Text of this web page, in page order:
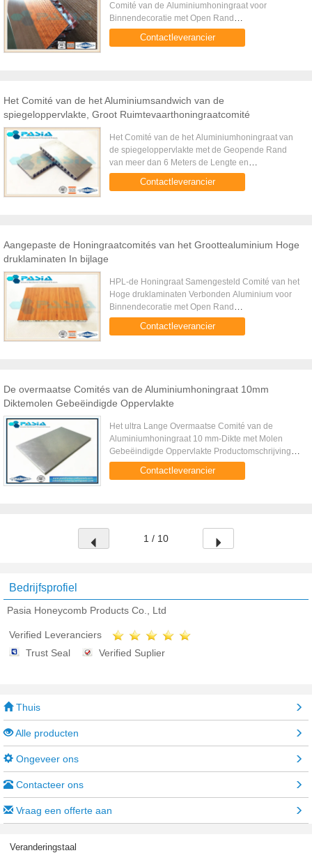
Comité van de Aluminiumhoningraat voor
Binnendecoratie met Open Rand
Productomschrijving Het houten vernisje
verbonden samengestelde paneel van de
Contactleverancier
Het Comité van de het Aluminiumsandwich van de
spiegeloppervlakte, Groot Ruimtevaarthoningraatcomité
Het Comité van de het Aluminiumhoningraat van
de spiegeloppervlakte met de Geopende Rand
van meer dan 6 Meters de Lengte en
Productomschrijving Het paneel van de het
aluminiumhoningraat van de spiegeloppervlakt...
Contactleverancier
Aangepaste de Honingraatcomités van het Groottealuminium Hoge
druklaminaten In bijlage
HPL-de Honingraat Samengesteld Comité van het
Hoge druklaminaten Verbonden Aluminium voor
Binnendecoratie met Open Rand
Productomschrijving Het paneel van de het
aluminiumhoningraat van HPL (Hoge
Contactleverancier
De overmaatse Comités van de Aluminiumhoningraat 10mm
Diktemolen Gebeëindigde Oppervlakte
Het ultra Lange Overmaatse Comité van de
Aluminiumhoningraat 10 mm-Dikte met Molen
Gebeëindigde Oppervlakte Productomschrijving
Tegenwoordig, vereisen de decoratie en de
vernieuwingsindustrieën langer paneel ...
Contactleverancier
1 / 10
Bedrijfsprofiel
Pasia Honeycomb Products Co., Ltd
Verified Leveranciers
Trust Seal
Verified Suplier
Thuis
Alle producten
Ongeveer ons
Contacteer ons
Vraag een offerte aan
Veranderingstaal